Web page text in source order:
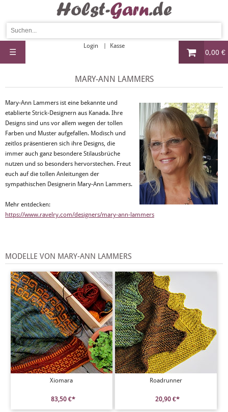
0,00 €
Login Kasse
☰
MARY-ANN LAMMERS
Mary-Ann Lammers ist eine bekannte und
etablierte Strick-Designern aus Kanada. Ihre
Designs sind uns vor allem wegen der tollen
Farben und Muster aufgefallen. Modisch und
zeitlos präsentieren sich ihre Designs, die
immer auch ganz besondere Stilausbrüche
nutzen und so besonders hervorstechen. Freut
euch auf die tollen Anleitungen der
sympathischen Designerin Mary-Ann Lammers.
Mehr entdecken:
https://www.ravelry.com/designers/mary-ann-lammers
MODELLE VON MARY-ANN LAMMERS
Xiomara
83,50 €*
Roadrunner
20,90 €*